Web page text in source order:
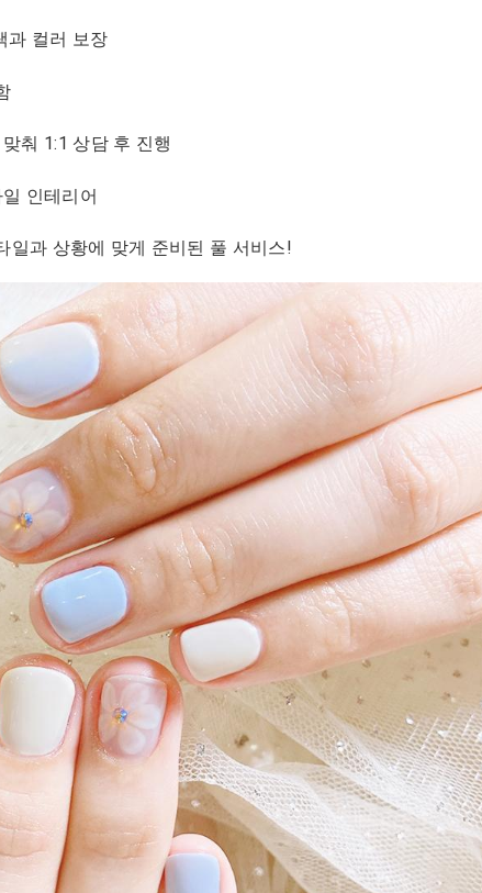
과 컬러 보장
춰 1:1 상담 후 진행
인테리어
일과 상황에 맞게 준비된 풀 서비스!